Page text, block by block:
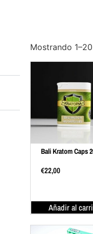
Mostrando
Bali Kratom Caps
€22,00
Añadir al